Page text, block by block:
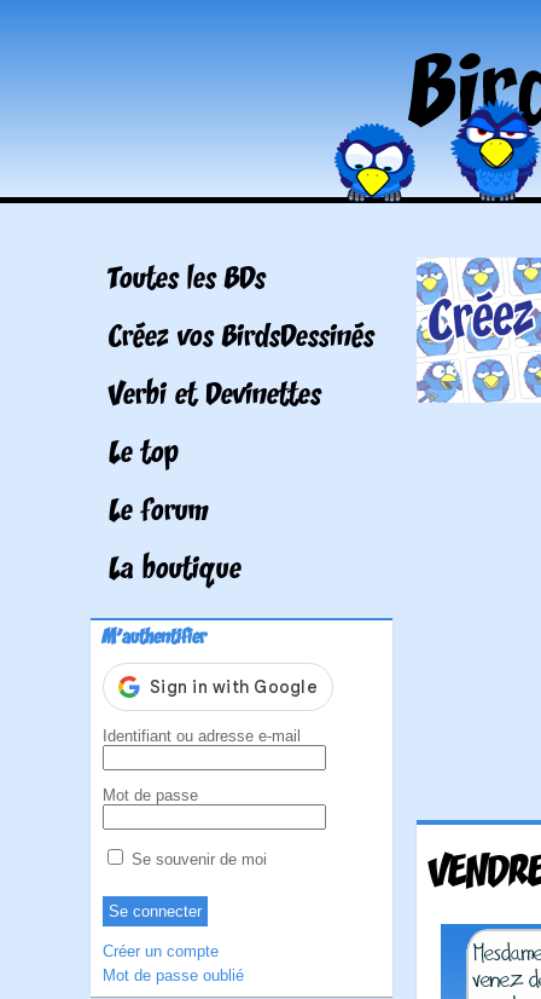
Toutes les BDs
Créez vos BirdsDessinés
Verbi et Devinettes
Le top
Le forum
La boutique
M'authentifier
Identifiant ou adresse e-mail
Mot de passe
Se souvenir de moi
Créer un compte
Mot de passe oublié